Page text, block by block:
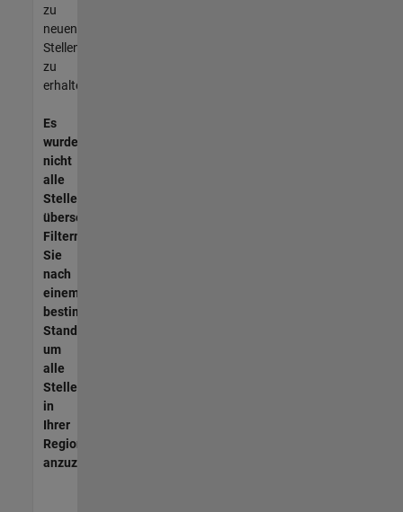
zu
neuen
Stellenangeboten
zu
erhalten.
Es
wurden
nicht
alle
Stellen
übersetzt.
Filtern
Sie
nach
einem
bestimmten
Standort,
um
alle
Stellenangebote
in
Ihrer
Region
anzuzeigen.